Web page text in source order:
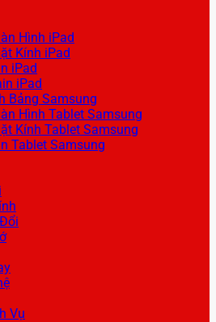
Hình iPad
Kính iPad
iPad
iPad
Bảng Samsung
Hình Tablet Samsung
Kính Tablet Samsung
Tablet Samsung
Vụ